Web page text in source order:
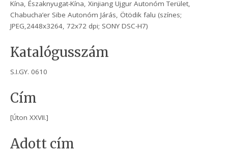
Kína, Északnyugat-Kína, Xinjiang Ujgur Autonóm Terület,
Chabucha’er Sibe Autonóm Járás, Ötödik falu (színes;
JPEG,2448x3264, 72x72 dpi; SONY DSC-H7)
Katalógusszám
S.I.GY. 0610
Cím
[Úton XXVII.]
Adott cím